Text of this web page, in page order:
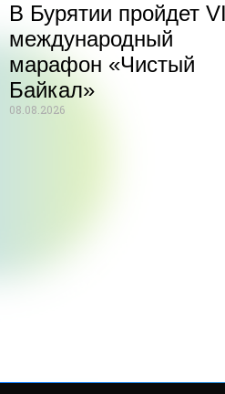
В Бурятии пройдет
международный
марафон «Чистый
Байкал»
08.08.2026